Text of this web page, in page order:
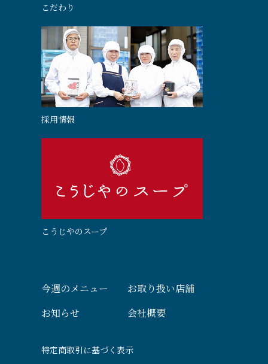
こだわり
採用情報
こうじやのスープ
今週のメニュー
お取り扱い店舗
お知らせ
会社概要
特定商取引に基づく表示